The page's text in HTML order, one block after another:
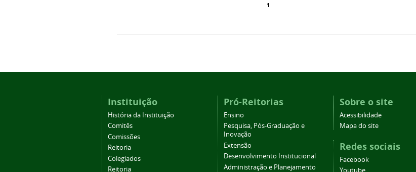
1
Instituição
História da Instituição
Comitês
Comissões
Reitoria
Colegiados
Reitoria
Pró-Reitorias
Ensino
Pesquisa, Pós-Graduação e
Inovação
Extensão
Desenvolvimento Institucional
Administração e Planejamento
Sobre o site
Acessibilidade
Mapa do site
Redes sociais
Facebook